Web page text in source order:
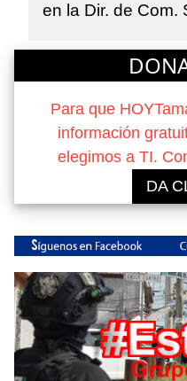
en la Dir. de Com.
Para que
información
elegimos a TI.
DA